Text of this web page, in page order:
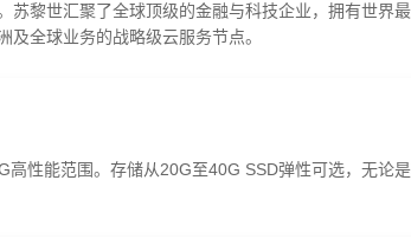
黎世汇聚了全球顶级的金融与科技企业，拥有世界
全球业务的战略级云服务节点。
性能范围。存储从20G至40G SSD弹性可选，无论